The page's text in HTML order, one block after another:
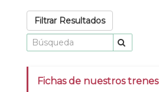
Filtrar Resultados
Fichas de nuestros trenes